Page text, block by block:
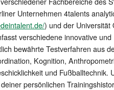
Unternehmen 4talents
) und der Universität
verschiedene innovative und
bewährte Testverfahren aus
Kognition,
und Fußballtechnik.
persönlichen